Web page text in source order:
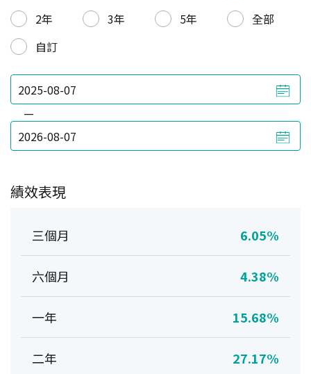
2年
3年 5年
全部
自訂
—
績效表現
三個月 6.05%
六個月 4.38%
一年 15.68%
二年 27.17%